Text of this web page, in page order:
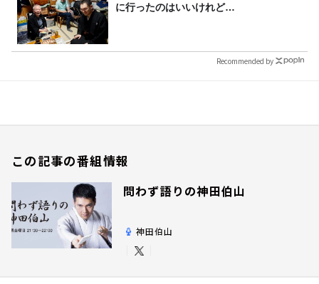
に行ったのはいいけれど…
Recommended by
この記事の番組情報
問わず語りの神田伯山
神田伯山